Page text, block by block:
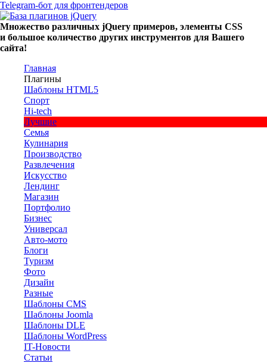
Telegram-бот для фронтендеров
Множество различных jQuery примеров, элементы CSS
и большое количество других инструментов для Вашего
сайта!
Главная
Плагины
Шаблоны HTML5
Спорт
Hi-tech
Лучшие
Семья
Кулинария
Производство
Развлечения
Искусство
Лендинг
Магазин
Портфолио
Бизнес
Универсал
Авто-мото
Блоги
Туризм
Фото
Дизайн
Разные
Шаблоны CMS
Шаблоны Joomla
Шаблоны DLE
Шаблоны WordPress
IT-Новости
Статьи